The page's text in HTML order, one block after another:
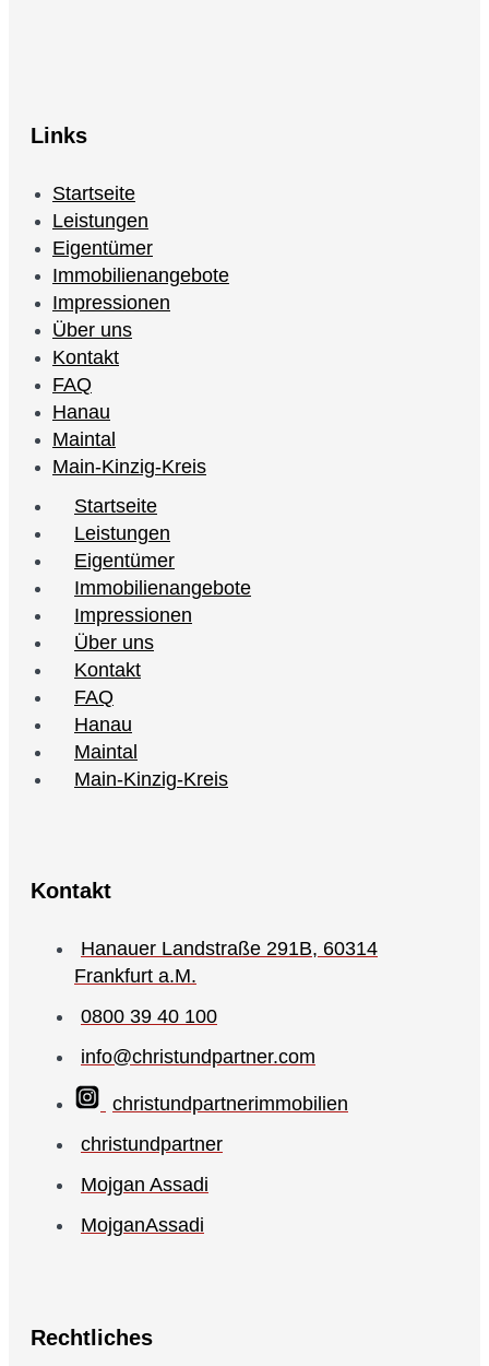
Links
Startseite
Leistungen
Eigentümer
Immobilienangebote
Impressionen
Über uns
Kontakt
FAQ
Hanau
Maintal
Main-Kinzig-Kreis
Startseite
Leistungen
Eigentümer
Immobilienangebote
Impressionen
Über uns
Kontakt
FAQ
Hanau
Maintal
Main-Kinzig-Kreis
Kontakt
Hanauer Landstraße 291B, 60314
Frankfurt a.M.
0800 39 40 100
info@christundpartner.com
christundpartnerimmobilien
christundpartner
Mojgan Assadi
MojganAssadi
Rechtliches